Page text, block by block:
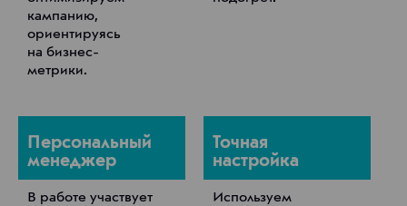
кампанию,
ориентируясь
на бизнес-
метрики.
Персональный
менеджер
В работе участвует
Точная
настройка
Используем